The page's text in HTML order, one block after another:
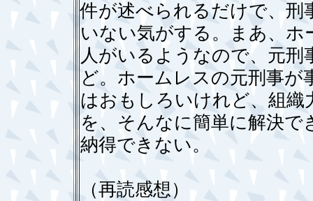
件が述べられるだけで、刑
いない気がする。まあ、
人がいるようなので、元
ど。ホームレスの元刑事
はおもしろいけれど、組
を、そんなに簡単に解決
納得できない。
（再読感想）